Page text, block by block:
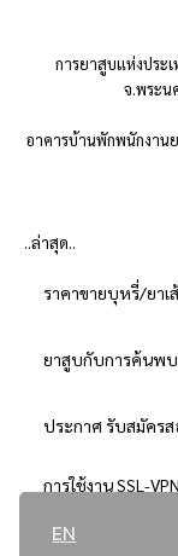
EN
การยาสูบแห่งประ
จ.พระน
อาคารบ้านพักพนักงาน
..ล่าสุด..
ราคาขายบุหรี่/ยาเ
ยาสูบกับการค้นพบ
ประกาศ รับสมัคร
การใช้งาน SSL-
..ยอดนิยม..